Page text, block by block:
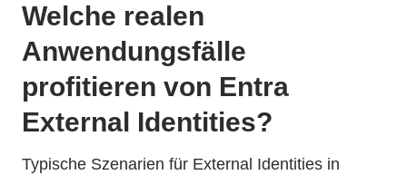
Welche realen
Anwendungsfälle
profitieren von Entra
External Identities?
Typische Szenarien für External Identities in